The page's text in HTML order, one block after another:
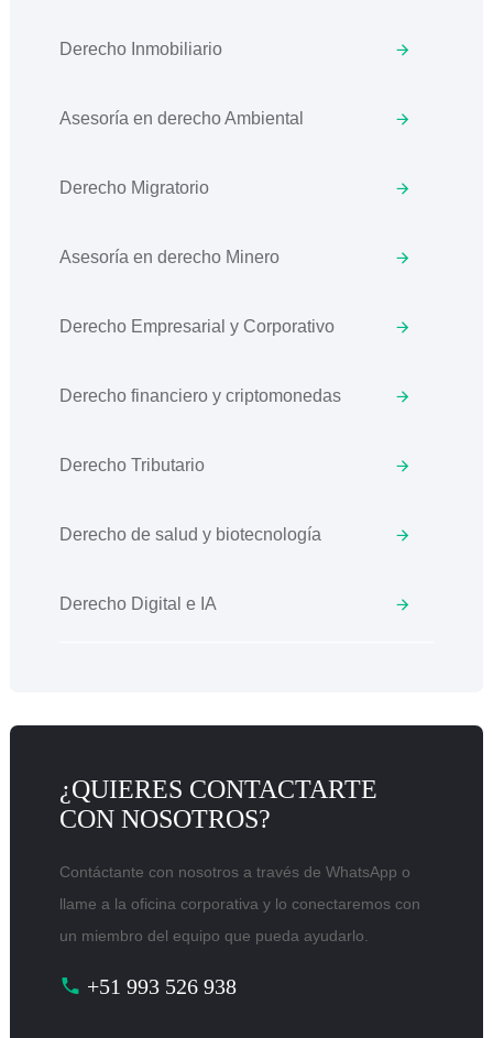
Derecho Inmobiliario
Asesoría en derecho Ambiental
Derecho Migratorio
Asesoría en derecho Minero
Derecho Empresarial y Corporativo
Derecho financiero y criptomonedas
Derecho Tributario
Derecho de salud y biotecnología
Derecho Digital e IA
¿QUIERES CONTACTARTE
CON NOSOTROS?
Contáctante con nosotros a través de WhatsApp o
llame a la oficina corporativa y lo conectaremos con
un miembro del equipo que pueda ayudarlo.
+51 993 526 938